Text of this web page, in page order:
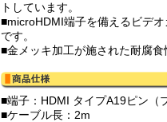
トしています。
■microHDMI端子を備えるビデ
です。
■金メッキ加工が施された耐腐
■端子：HDMI タイプA19ピン（
■ケーブル長：2m